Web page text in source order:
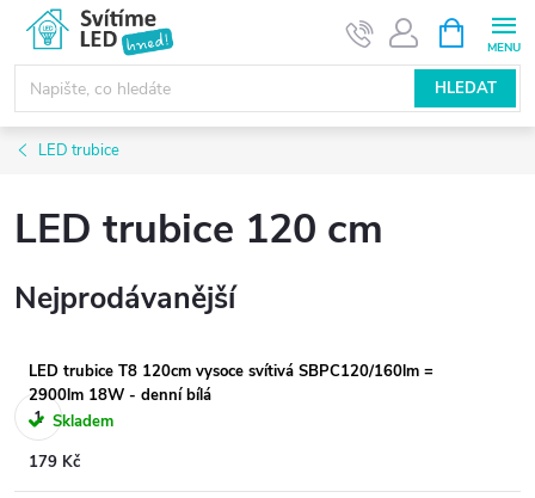
obsah
HLEDAT
NÁKUPNÍ
KOŠÍK
LED trubice
LED trubice 120 cm
Nejprodávanější
LED trubice T8 120cm vysoce svítivá SBPC120/160lm =
2900lm 18W - denní bílá
Skladem
179 Kč